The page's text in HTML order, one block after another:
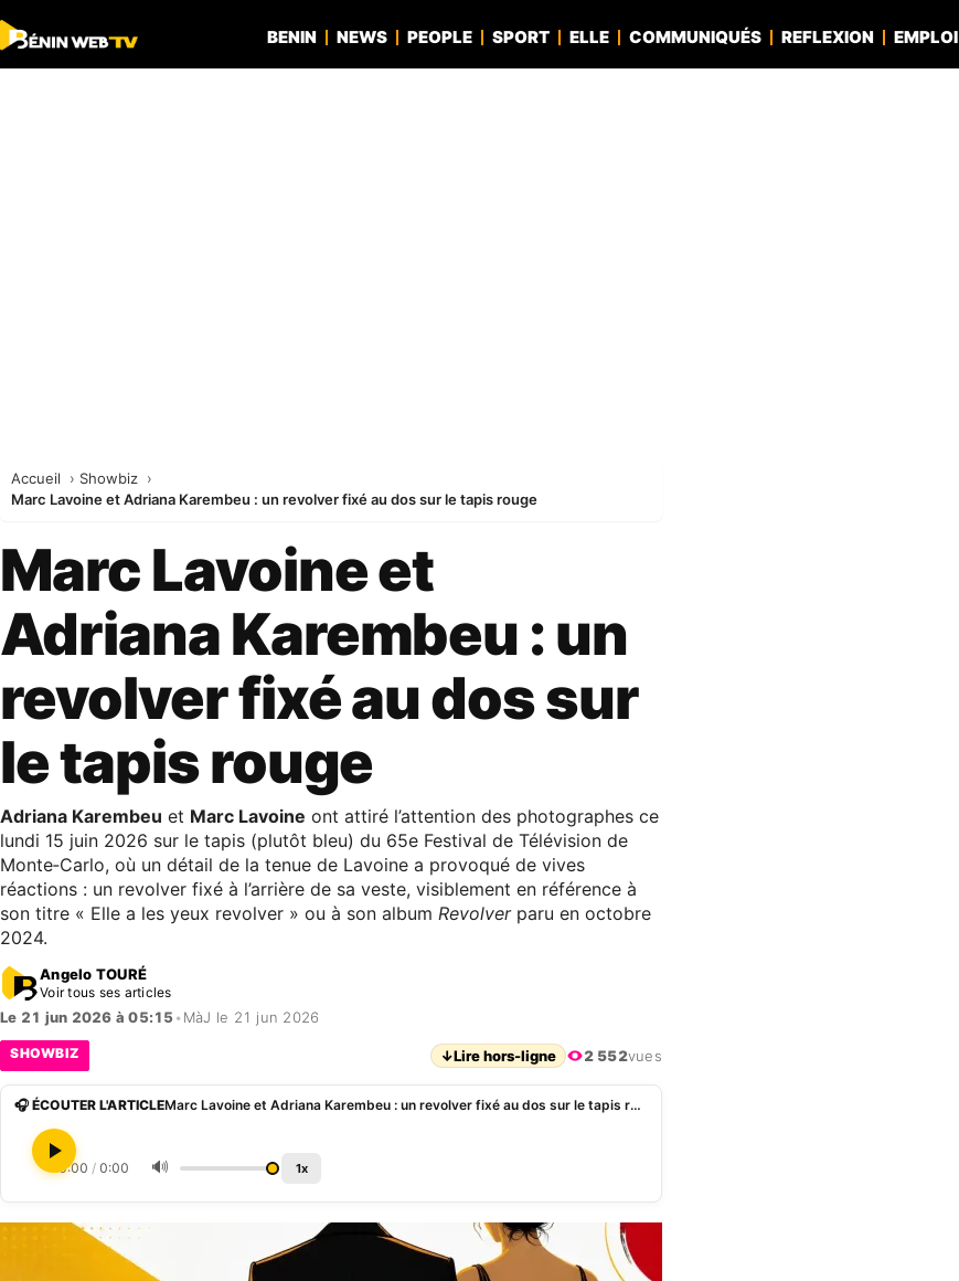
BENIN NEWS PEOPLE SPORT ELLE COMMUNIQUÉS REFLEXION EMPLOI
Accueil
Showbiz
Marc Lavoine et Adriana Karembeu : un revolver fixé au dos sur le tapis rouge
Marc Lavoine et
Adriana Karembeu : un
revolver fixé au dos sur
le tapis rouge
Adriana Karembeu et Marc Lavoine ont attiré l’attention des photographes ce
lundi 15 juin 2026 sur le tapis (plutôt bleu) du 65e Festival de Télévision de
Monte‑Carlo, où un détail de la tenue de Lavoine a provoqué de vives
réactions : un revolver fixé à l’arrière de sa veste, visiblement en référence à
son titre « Elle a les yeux revolver » ou à son album Revolverparu en octobre
2024.
Angelo TOURÉ
Voir tous ses articles
Le 21 jun 2026 à 05:15 • MàJ le 21 jun 2026
SHOWBIZ ↓Lire hors-ligne 2 552vues
🎧 ÉCOUTER L'ARTICLE Marc Lavoine et Adriana Karembeu : un revolver fixé au dos sur le tapis rouge
0:00 / 0:00 🔊 1x